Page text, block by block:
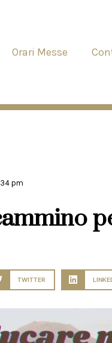
Orari Messe
pm
TWITTER